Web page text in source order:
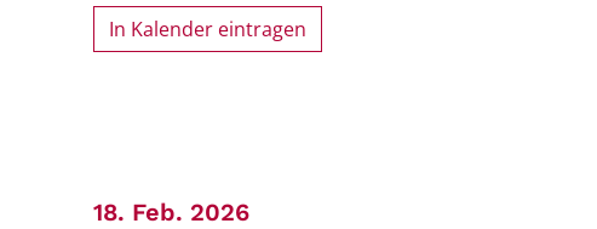
In Kalender eintragen
18. Feb. 2026: